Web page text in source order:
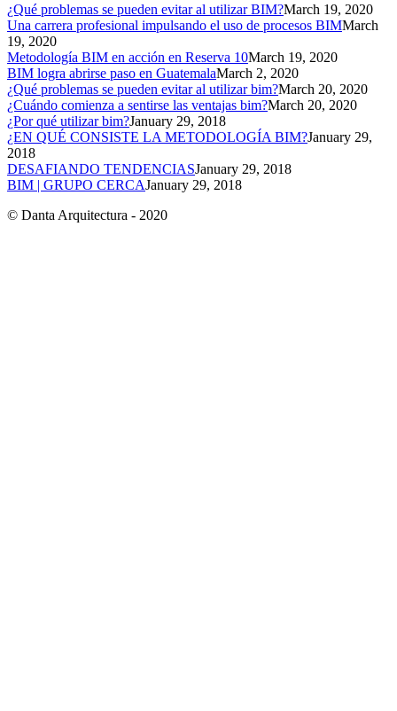
¿Qué problemas se pueden evitar al utilizar BIM?March 19, 2020
Una carrera profesional impulsando el uso de procesos BIMMarch
19, 2020
Metodología BIM en acción en Reserva 10March 19, 2020
BIM logra abrirse paso en GuatemalaMarch 2, 2020
¿Qué problemas se pueden evitar al utilizar bim?March 20, 2020
¿Cuándo comienza a sentirse las ventajas bim?March 20, 2020
¿Por qué utilizar bim?January 29, 2018
¿EN QUÉ CONSISTE LA METODOLOGÍA BIM?January 29,
2018
DESAFIANDO TENDENCIASJanuary 29, 2018
BIM | GRUPO CERCAJanuary 29, 2018
© Danta Arquitectura - 2020